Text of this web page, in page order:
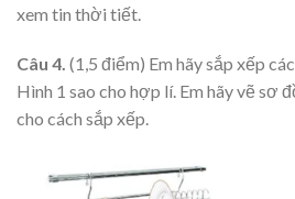
xem tin thời tiết.
Câu 4. (1,5 điểm) Em hãy sắp xếp
Hình 1 sao cho hợp lí. Em hãy vẽ sơ
cho cách sắp xếp.